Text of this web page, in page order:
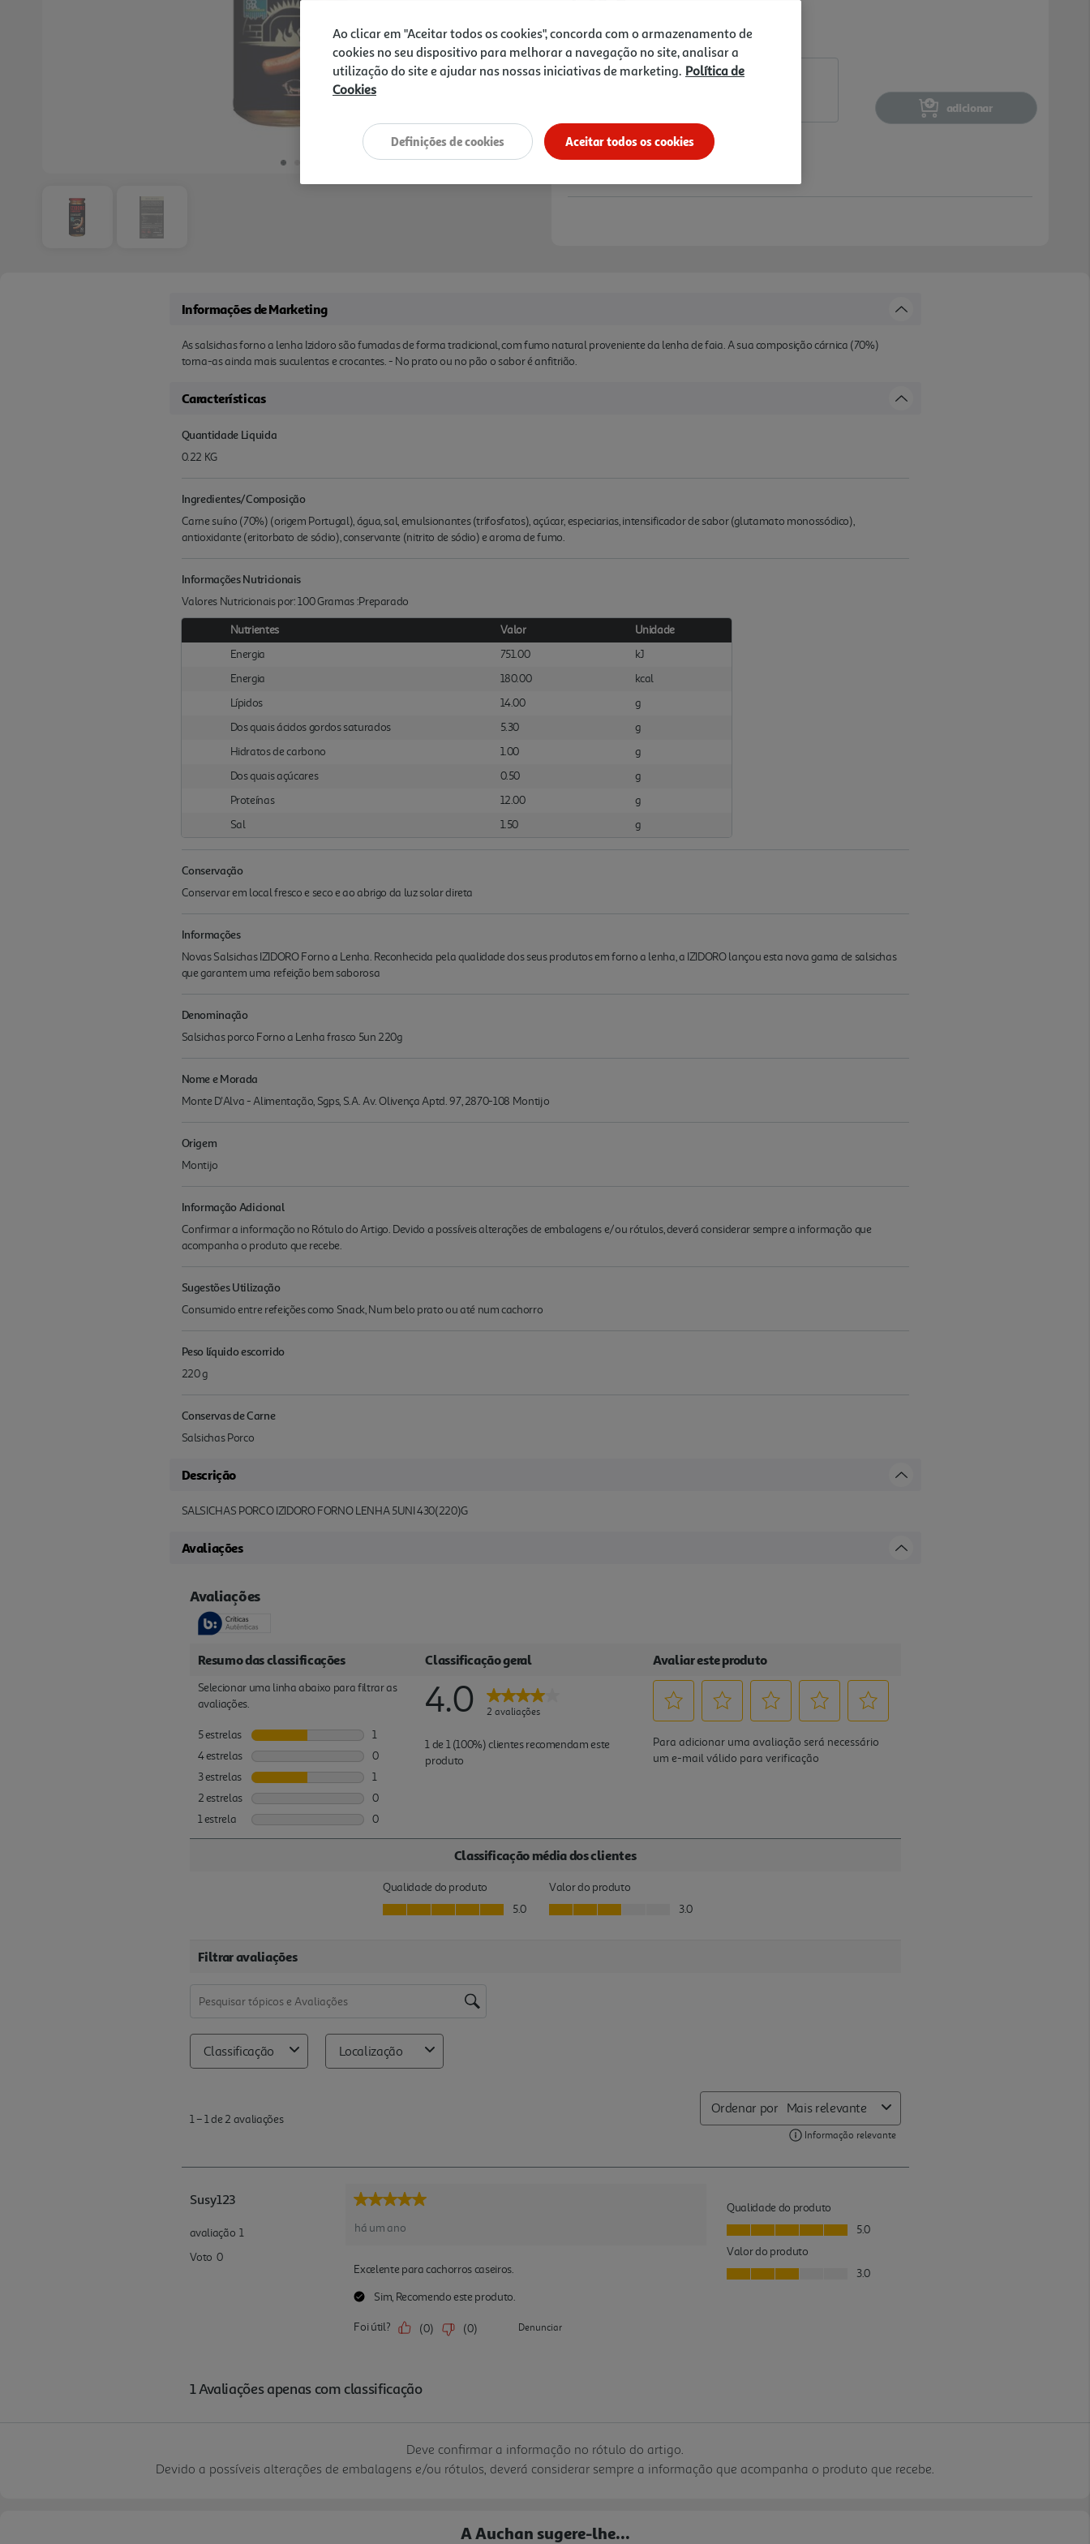
Notas de preparação
adicionar
Informações de Marketing
As salsichas forno a lenha Izidoro são fumadas de forma tradicional, com fumo natural proveniente da lenha de faia. A sua composição cárnica (70%)
torna-as ainda mais suculentas e crocantes. - No prato ou no pão o sabor é anfitrião.
Características
Quantidade Liquida
0.22 KG
Ingredientes/Composição
Carne suíno (70%) (origem Portugal), água, sal, emulsionantes (trifosfatos), açúcar, especiarias, intensificador de sabor (glutamato monossódico),
antioxidante (eritorbato de sódio), conservante (nitrito de sódio) e aroma de fumo.
Informações Nutricionais
Valores Nutricionais por: 100 Gramas :Preparado
Nutrientes Valor
Unidade
Energia
751.00
kJ
Energia
180.00
kcal
Lípidos
14.00
g
Dos quais ácidos gordos saturados
5.30
g
Hidratos de carbono
1.00
g
Dos quais açúcares
0.50
g
Proteínas
12.00
g
Sal
1.50 g
Conservação
Conservar em local fresco e seco e ao abrigo da luz solar direta
Informações
Novas Salsichas IZIDORO Forno a Lenha. Reconhecida pela qualidade dos seus produtos em forno a lenha, a IZIDORO lançou esta nova gama de salsichas
que garantem uma refeição bem saborosa
Denominação
Salsichas porco Forno a Lenha frasco 5un 220g
Nome e Morada
Monte D'Alva - Alimentação, Sgps, S.A. Av. Olivença Aptd. 97, 2870-108 Montijo
Origem
Montijo
Informação Adicional
Confirmar a informação no Rótulo do Artigo. Devido a possíveis alterações de embalagens e/ou rótulos, deverá considerar sempre a informação que
acompanha o produto que recebe.
Sugestões Utilização
Consumido entre refeições como Snack, Num belo prato ou até num cachorro
Peso líquido escorrido
220 g
Conservas de Carne
Salsichas Porco
Descrição
SALSICHAS PORCO IZIDORO FORNO LENHA 5UNI 430(220)G
Avaliações
Deve confirmar a informação no rótulo do artigo.
Devido a possíveis alterações de embalagens e/ou rótulos, deverá considerar sempre a informação que acompanha o produto que recebe.
A Auchan sugere-lhe...
Ao clicar em "Aceitar todos os cookies", concorda com o armazenamento de
cookies no seu dispositivo para melhorar a navegação no site, analisar a
utilização do site e ajudar nas nossas iniciativas de marketing. Política de
Cookies
Aceitar todos os cookies
Definições de cookies